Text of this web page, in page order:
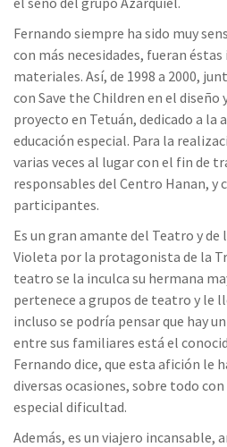
Fernando siempre ha sido muy
con más necesidades, fueran
materiales. Así, de 1998 a 2000,
con Save the Children en el diseño
proyecto en Tetuán, dedicado a la
educación especial. Para la
varias veces al lugar con el fin de
responsables del Centro Hanan, y
participantes.
Es un gran amante del Teatro y de
Violeta por la protagonista de la
teatro se la inculca su hermana
pertenece a grupos de teatro y le
incluso se podría pensar que hay
entre sus familiares está el
Fernando dice, que esta afición le
diversas ocasiones, sobre todo
especial dificultad.
Además, es un viajero incansable,